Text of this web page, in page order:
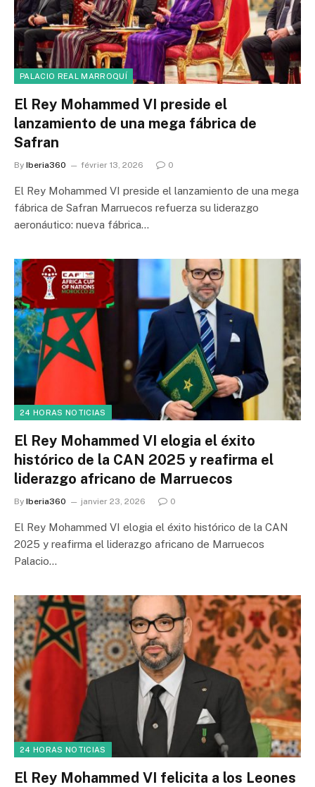
PALACIO REAL MARROQUÍ
El Rey Mohammed VI preside el
lanzamiento de una mega fábrica de
Safran
By Iberia360 février 13, 2026 0
El Rey Mohammed VI preside el lanzamiento de una mega
fábrica de Safran Marruecos refuerza su liderazgo
aeronáutico: nueva fábrica…
24 HORAS NOTICIAS
El Rey Mohammed VI elogia el éxito
histórico de la CAN 2025 y reafirma el
liderazgo africano de Marruecos
By Iberia360 janvier 23, 2026 0
El Rey Mohammed VI elogia el éxito histórico de la CAN
2025 y reafirma el liderazgo africano de Marruecos
Palacio…
24 HORAS NOTICIAS
El Rey Mohammed VI felicita a los Leones